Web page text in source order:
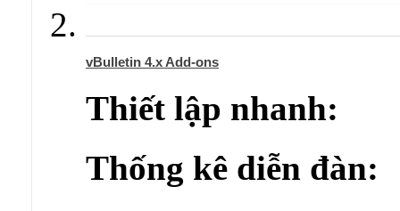
vBulletin 4.x Add-ons
Thiết lập nhanh:
Thống kê diễn đàn: